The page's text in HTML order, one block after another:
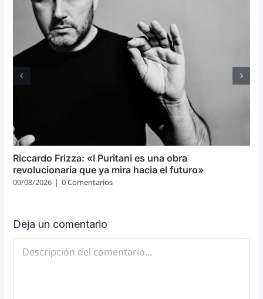
Riccardo Frizza: «I Puritani es una obra
revolucionaria que ya mira hacia el futuro»
09/08/2026 | 0 Comentarios
Deja un comentario
Comentario